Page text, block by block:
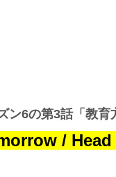
ン6の第3話「教育
/ Head